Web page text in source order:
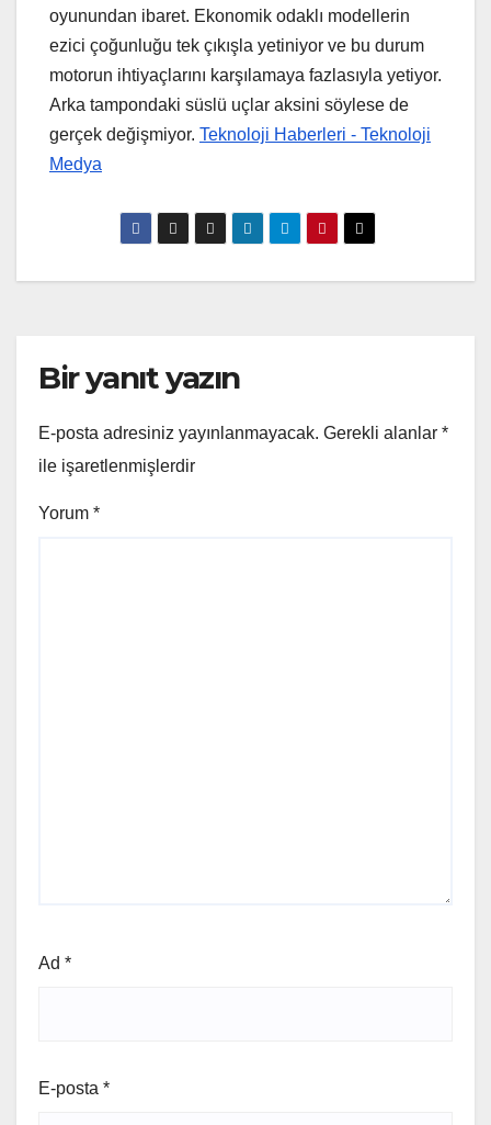
oyunundan ibaret. Ekonomik odaklı modellerin
ezici çoğunluğu tek çıkışla yetiniyor ve bu durum
motorun ihtiyaçlarını karşılamaya fazlasıyla yetiyor.
Arka tampondaki süslü uçlar aksini söylese de
gerçek değişmiyor. Teknoloji Haberleri - Teknoloji
Medya
Bir yanıt yazın
E-posta adresiniz yayınlanmayacak. Gerekli alanlar *
ile işaretlenmişlerdir
Yorum *
Ad *
E-posta *